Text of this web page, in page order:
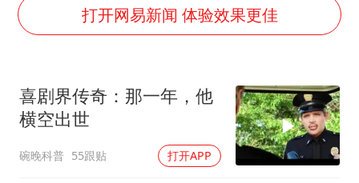
BLG经理辟谣Bin离队
以军士兵把枪口对准中国记者
曹颖儿子首次演长剧
“开学三件套”全线暴涨
总书记点赞的非遗苗绣焕发新生机
打开网易新闻 体验效果更佳
喜剧界传奇：那一年，他
横空出世
碗晚科普 55跟贴 打开APP